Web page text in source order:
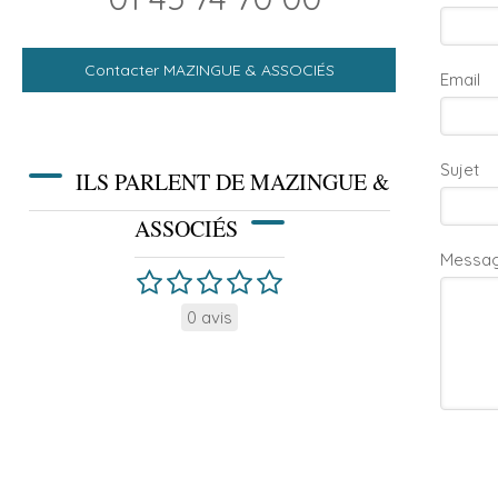
Email
Sujet
Contacter MAZINGUE & ASSOCIÉS
ILS PARLENT DE MAZINGUE &
ASSOCIÉS
0 avis